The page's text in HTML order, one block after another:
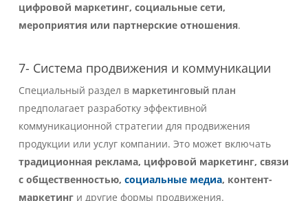
цифровой маркетинг, социальные сети,
мероприятия или партнерские отношения.
7- Система продвижения и коммуникации
Специальный раздел в маркетинговый план
предполагает разработку эффективной
коммуникационной стратегии для продвижения
продукции или услуг компании. Это может включать
традиционная реклама, цифровой маркетинг, связи
с общественностью, социальные медиа, контент-
маркетинги другие формы продвижения.